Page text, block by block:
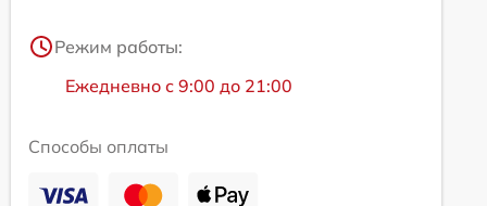
Режим работы:
Ежедневно с 9:00 до 21:00
Способы оплаты